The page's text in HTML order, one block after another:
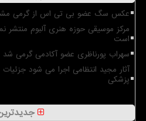
عکس سگ عضو بی تی اس از گرمی
مرکز موسیقی حوزه هنری آلبوم منتشر
است
سهراب پورناظری عضو آکادمی گرمی شد
آثار مجید انتظامی اجرا می شود
پزشکی